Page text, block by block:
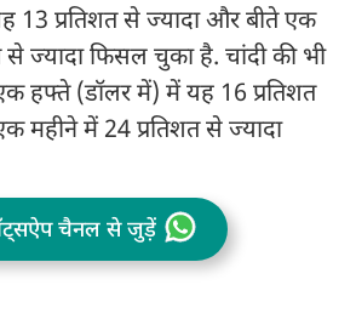
13 प्रतिशत से ज्यादा और बीते एक
से ज्यादा फिसल चुका है. चांदी की भी
हफ्ते (डॉलर में) में यह 16 प्रतिशत
महीने में 24 प्रतिशत से ज्यादा
चैनल से जुड़ें